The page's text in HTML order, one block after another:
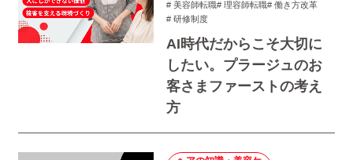
# 美容師転職# 理容師転職# 働き方改革
# 研修制度
AI時代だからこそ大切に
したい。プラージュのお
客さまファーストの考え
方